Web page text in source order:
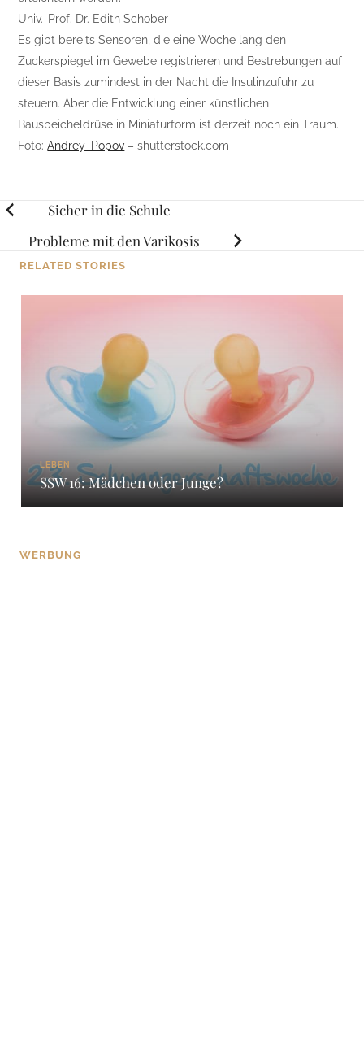
Univ.-Prof. Dr. Edith Schober
Es gibt bereits Sensoren, die eine Woche lang den
Zuckerspiegel im Gewebe registrieren und Bestrebungen auf
dieser Basis zumindest in der Nacht die Insulinzufuhr zu
steuern. Aber die Entwicklung einer künstlichen
Bauspeicheldrüse in Miniaturform ist derzeit noch ein Traum.
Foto:Andrey_Popov – shutterstock.com
Posts
navigation
Sicher in die Schule
Probleme mit den Varikosis
RELATED STORIES
LEBEN
SSW 16: Mädchen oder Junge?
WERBUNG